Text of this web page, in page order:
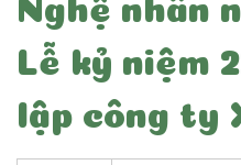
Nghệ nhân
Lễ kỷ niệm
lập công ty